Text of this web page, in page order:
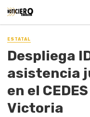
ESTATAL
Despliega
asistencia
en el
Victoria